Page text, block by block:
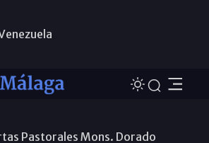
Pastorales Mons. Dorado